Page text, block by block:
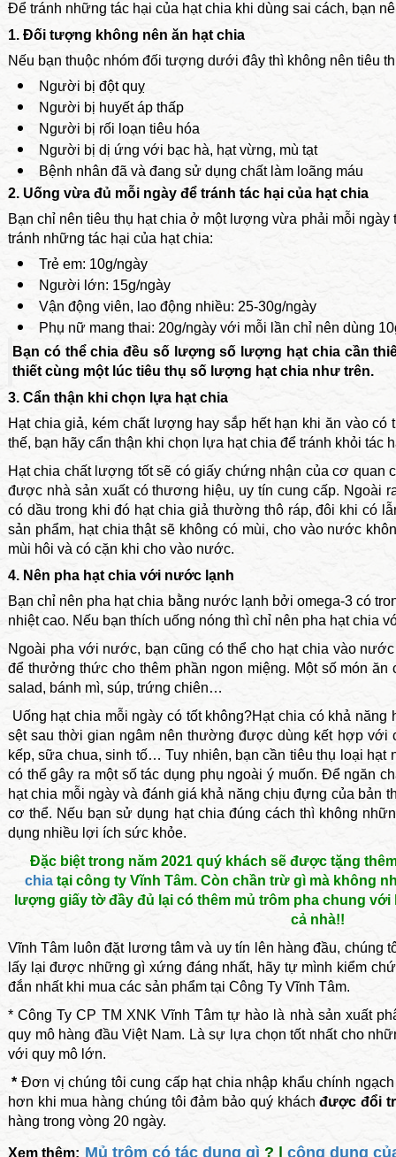
Để tránh những tác hại của hạt chia khi dùng sai cách, bạn
1. Đối tượng không nên ăn hạt chia
Nếu bạn thuộc nhóm đối tượng dưới đây thì không nên tiêu
Người bị đột quỵ
Người bị huyết áp thấp
Người bị rối loạn tiêu hóa
Người bị dị ứng với bạc hà, hạt vừng, mù tạt
Bệnh nhân đã và đang sử dụng chất làm loãng máu
2. Uống vừa đủ mỗi ngày để tránh tác hại của hạt chia
Bạn chỉ nên tiêu thụ hạt chia ở một lượng vừa phải mỗi
tránh những tác hại của hạt chia:
Trẻ em: 10g/ngày
Người lớn: 15g/ngày
Vận động viên, lao động nhiều: 25-30g/ngày
Phụ nữ mang thai: 20g/ngày với mỗi lần chỉ nên dùng
Bạn có thể chia đều số lượng số lượng hạt chia cần
thiết cùng một lúc tiêu thụ số lượng hạt chia như trên.
3. Cẩn thận khi chọn lựa hạt chia
Hạt chia giả, kém chất lượng hay sắp hết hạn khi ăn vào
thế, bạn hãy cẩn thận khi chọn lựa hạt chia để tránh khỏi tác
Hạt chia chất lượng tốt sẽ có giấy chứng nhận của cơ quan
được nhà sản xuất có thương hiệu, uy tín cung cấp. Ngoài
có dầu trong khi đó hạt chia giả thường thô ráp, đôi khi có
sản phẩm, hạt chia thật sẽ không có mùi, cho vào nước
mùi hôi và có cặn khi cho vào nước.
4. Nên pha hạt chia với nước lạnh
Bạn chỉ nên pha hạt chia bằng nước lạnh bởi omega-3 có
nhiệt cao. Nếu bạn thích uống nóng thì chỉ nên pha hạt chia
Ngoài pha với nước, bạn cũng có thể cho hạt chia vào
để thưởng thức cho thêm phần ngon miệng. Một số món
salad, bánh mì, súp, trứng chiên…
Uống hạt chia mỗi ngày có tốt không?Hạt chia có khả
sệt sau thời gian ngâm nên thường được dùng kết hợp với
kếp, sữa chua, sinh tố… Tuy nhiên, bạn cần tiêu thụ loại hạt
có thể gây ra một số tác dụng phụ ngoài ý muốn. Để ngăn
hạt chia mỗi ngày và đánh giá khả năng chịu đựng của bản
cơ thể. Nếu bạn sử dụng hạt chia đúng cách thì không
dụng nhiều lợi ích sức khỏe.
Đặc biệt trong năm 2021 quý khách sẽ được tặng
chiatại công ty Vĩnh Tâm. Còn chần trừ gì mà không
lượng giấy tờ đầy đủ lại có thêm mủ trôm pha chung
cả nhà!!
Vĩnh Tâm luôn đặt lương tâm và uy tín lên hàng đầu, chúng
lấy lại được những gì xứng đáng nhất, hãy tự mình kiểm
đắn nhất khi mua các sản phẩm tại Công Ty Vĩnh Tâm.
* Công Ty CP TM XNK Vĩnh Tâm tự hào là nhà sản xuất
quy mô hàng đầu Việt Nam. Là sự lựa chọn tốt nhất cho
với quy mô lớn.
*Đơn vị chúng tôi cung cấp hạt chia nhập khẩu chính
hơn khi mua hàng chúng tôi đảm bảo quý kháchđược đổi
hàng trong vòng 20 ngày.
Xem thêm: Mủ trôm có tác dụng gì ? | công dụng